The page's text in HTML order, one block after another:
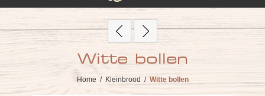
Witte bollen
Home / Kleinbrood / Witte bollen